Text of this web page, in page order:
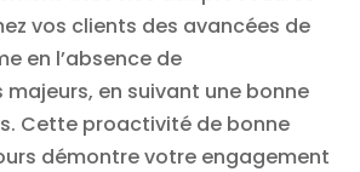
vos clients des avancées de
en l’absence de
en suivant une bonne
Cette proactivité de bonne
démontre votre engagement